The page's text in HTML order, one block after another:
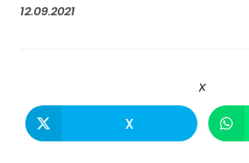
12.09.2021
X
X